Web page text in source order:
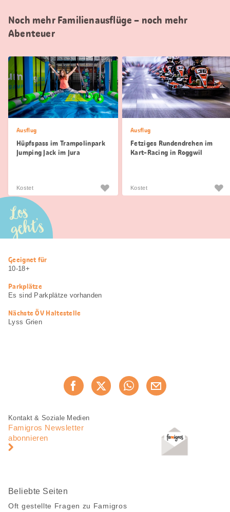
Noch mehr Familienausflüge – noch mehr
Abenteuer
Ausflug
Hüpfspass im Trampolinpark
Jumping Jack im Jura
Kostet
Ausflug
Fetziges Rundendrehen im
Kart-Racing in Roggwil
Kostet
Los
geht’s
Nützliche
Informationen
Geeignet für
10-18+
Parkplätze
Es sind Parkplätze vorhanden
Nächste ÖV Haltestelle
Lyss Grien
Jetzt weiterempfehlen
Fusszeile
Fusszeile
Navigation
Kontakt & Soziale Medien
Famigros Newsletter
abonnieren
Beliebte Seiten
Oft gestellte Fragen zu Famigros